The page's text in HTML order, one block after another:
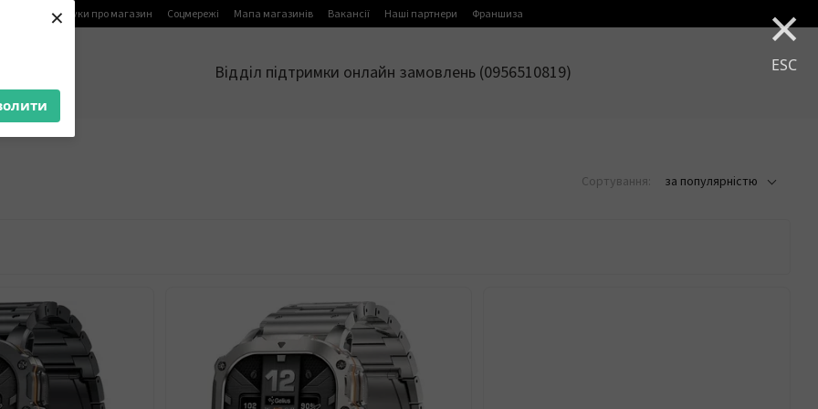
× ×
ESC
Відгуки про магазин Соцмережі Мапа магазинів Вакансії Наші партнери Франшиза
Відділ підтримки онлайн замовлень (0956510819)
Сортування: за популярністю